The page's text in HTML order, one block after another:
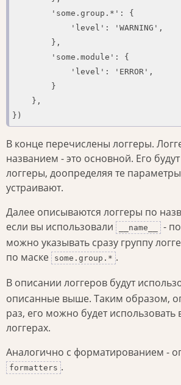
        'some.group.*': {
            'level': 'WARNING',
        },
        'some.module': {
            'level': 'ERROR',
        }
    },
})
В конце перечислены логгеры.
названием - это основной. Его
логгеры, доопределяя те
устраивают.
Далее описываются логгеры по
если вы использовали
__name__
-
можно указывать сразу группу
по маске
some.group.* .
В описании логгеров будут
описанные выше. Таким образом,
раз, его можно будет использовать
логгерах.
Аналогично с форматированием -
formatters .